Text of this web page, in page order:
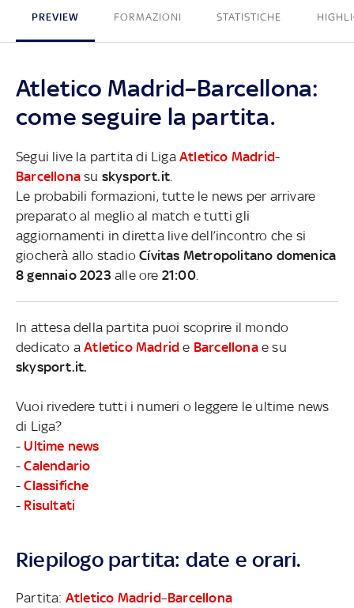
PREVIEW FORMAZIONI STATISTICHE
Atletico Madrid–Barcellona:
come seguire la partita.
Segui live la partita di Liga Atletico Madrid-
Barcellona su skysport.it
Le probabili formazioni, tutte le news per arrivare
preparato al meglio al match e tutti gli
aggiornamenti in diretta live dell’incontro che si
giocherà allo stadioCívitas Metropolitano domenica
8 gennaio 2023 alle ore 21:00.
In attesa della partita puoi scoprire il mondo
dedicato aAtletico Madrid e Barcellonae su
skysport.it.
Vuoi rivedere tutti i numeri o leggere le ultime news
di Liga?
- Ultime news
-Calendario
-Classifiche
- Risultati
Riepilogo partita: date e orari.
Partita: Atletico Madrid–Barcellona